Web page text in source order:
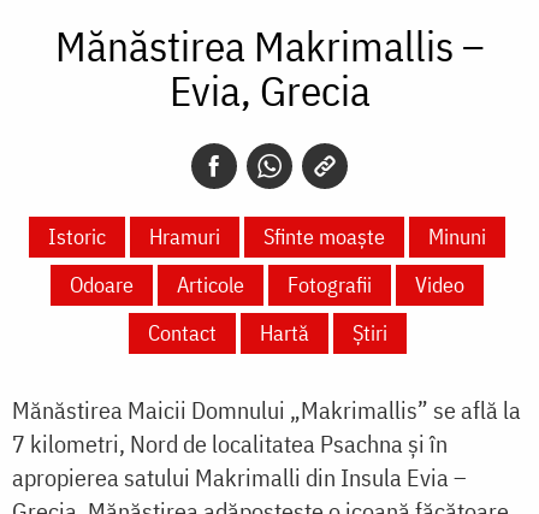
Mănăstirea Makrimallis –
Evia, Grecia
Istoric Hramuri Sfinte moaște
Minuni
Odoare
Articole Fotografii
Video
Contact
Hartă Știri
Mănăstirea Maicii Domnului „Makrimallis” se află la
7 kilometri, Nord de localitatea Psachna și în
apropierea satului Makrimalli din Insula Evia –